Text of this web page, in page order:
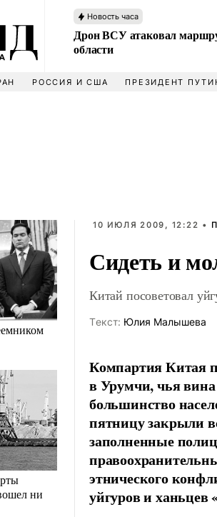
Новость часа
Дрон ВСУ атаковал
области
РОССИЯ И США ПРЕЗИДЕНТ
ни
10 ИЮЛЯ 2009, 12:22 •
Сидеть и
Китай посоветовал
Tекст: Юлия Малышева
Компартия Китая
в Урумчи, чья вина
большинство
пятницу закрыли
заполненные
этнического
уйгуров и ханьцев